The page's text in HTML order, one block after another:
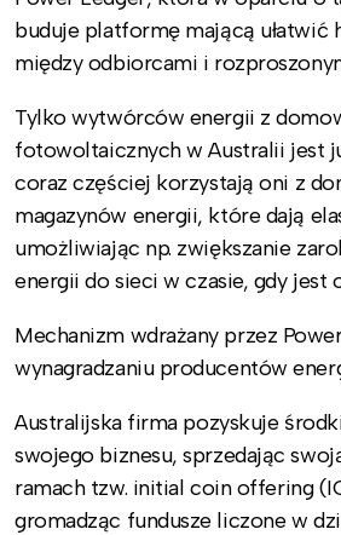
buduje platformę mającą ułatwić
między odbiorcami i
Tylko wytwórców energii z
fotowoltaicznych w Australii jest
coraz częściej korzystają oni z
magazynów energii, które dają
umożliwiając np. zwiększanie
energii do sieci w czasie, gdy jest
Mechanizm wdrażany przez
wynagradzaniu producentów
Australijska firma pozyskuje
swojego biznesu, sprzedając
ramach tzw. initial coin offering
gromadząc fundusze liczone w